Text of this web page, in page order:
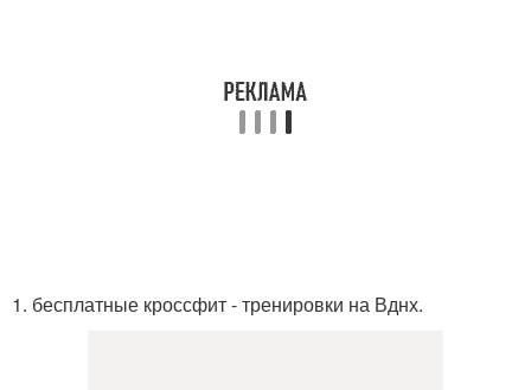
1. бесплатные кроссфит - тренировки на Вднх.